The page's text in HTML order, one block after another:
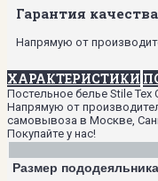
Гарантия качества
Напрямую от
ХАРАКТЕРИСТИКИ
Постельное белье Stile
Напрямую от
самовывоза в Москве,
Покупайте у нас!
Размер пододеяльника